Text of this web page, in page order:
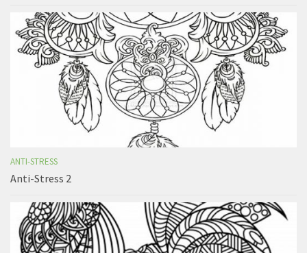
ANTI-STRESS
Anti-Stress 2